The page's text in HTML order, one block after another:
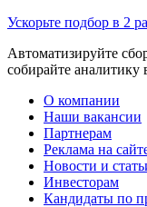
Ускорьте подбор в 2
Автоматизируйте
собирайте аналитику
О компании
Наши вакансии
Партнерам
Реклама на
Новости и
Инвесторам
Кандидаты по